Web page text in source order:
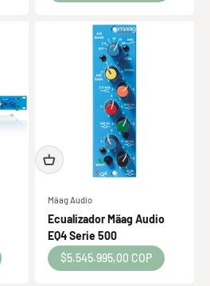
Mäag Audio
Ecualizador Mäag Audio
EQ4 Serie 500
Precio de oferta
$5.545.995,00 COP